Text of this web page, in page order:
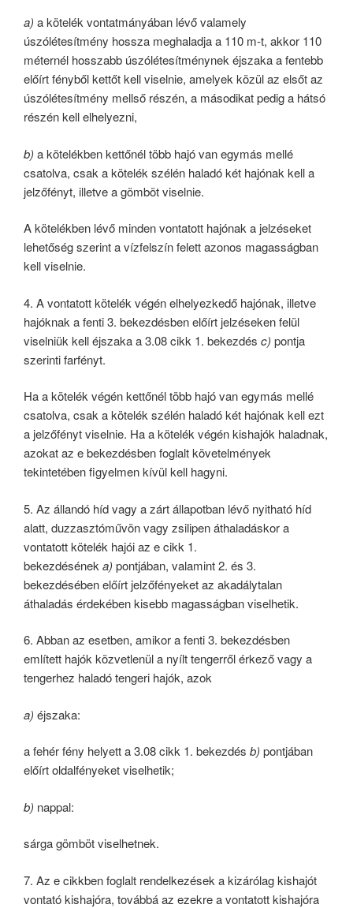
a) a kötelék vontatmányában lévő valamely
úszólétesítmény hossza meghaladja a 110 m-t, akkor 110
méternél hosszabb úszólétesítménynek éjszaka a fentebb
előírt fényből kettőt kell viselnie, amelyek közül az elsőt az
úszólétesítmény mellső részén, a másodikat pedig a hátsó
részén kell elhelyezni,
b) a kötelékben kettőnél több hajó van egymás mellé
csatolva, csak a kötelék szélén haladó két hajónak kell a
jelzőfényt, illetve a gömböt viselnie.
A kötelékben lévő minden vontatott hajónak a jelzéseket
lehetőség szerint a vízfelszín felett azonos magasságban
kell viselnie.
4. A vontatott kötelék végén elhelyezkedő hajónak, illetve
hajóknak a fenti 3. bekezdésben előírt jelzéseken felül
viselniük kell éjszaka a 3.08 cikk 1. bekezdés c) pontja
szerinti farfényt.
Ha a kötelék végén kettőnél több hajó van egymás mellé
csatolva, csak a kötelék szélén haladó két hajónak kell ezt
a jelzőfényt viselnie. Ha a kötelék végén kishajók haladnak,
azokat az e bekezdésben foglalt követelmények
tekintetében figyelmen kívül kell hagyni.
5. Az állandó híd vagy a zárt állapotban lévő nyitható híd
alatt, duzzasztóművön vagy zsilipen áthaladáskor a
vontatott kötelék hajói az e cikk 1.
bekezdésének a) pontjában, valamint 2. és 3.
bekezdésében előírt jelzőfényeket az akadálytalan
áthaladás érdekében kisebb magasságban viselhetik.
6. Abban az esetben, amikor a fenti 3. bekezdésben
említett hajók közvetlenül a nyílt tengerről érkező vagy a
tengerhez haladó tengeri hajók, azok
a) éjszaka:
a fehér fény helyett a 3.08 cikk 1. bekezdés b) pontjában
előírt oldalfényeket viselhetik;
b) nappal:
sárga gömböt viselhetnek.
7. Az e cikkben foglalt rendelkezések a kizárólag kishajót
vontató kishajóra, továbbá az ezekre a vontatott kishajóra